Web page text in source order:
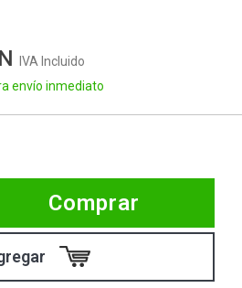
IVA Incluido
envío inmediato
Comprar